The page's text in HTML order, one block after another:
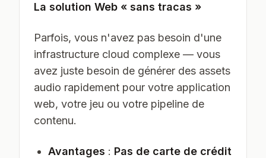
La solution Web « sans tracas »
Parfois, vous n'avez pas besoin d'une
infrastructure cloud complexe — vous
avez juste besoin de générer des assets
audio rapidement pour votre application
web, votre jeu ou votre pipeline de
contenu.
Avantages : Pas de carte de crédit